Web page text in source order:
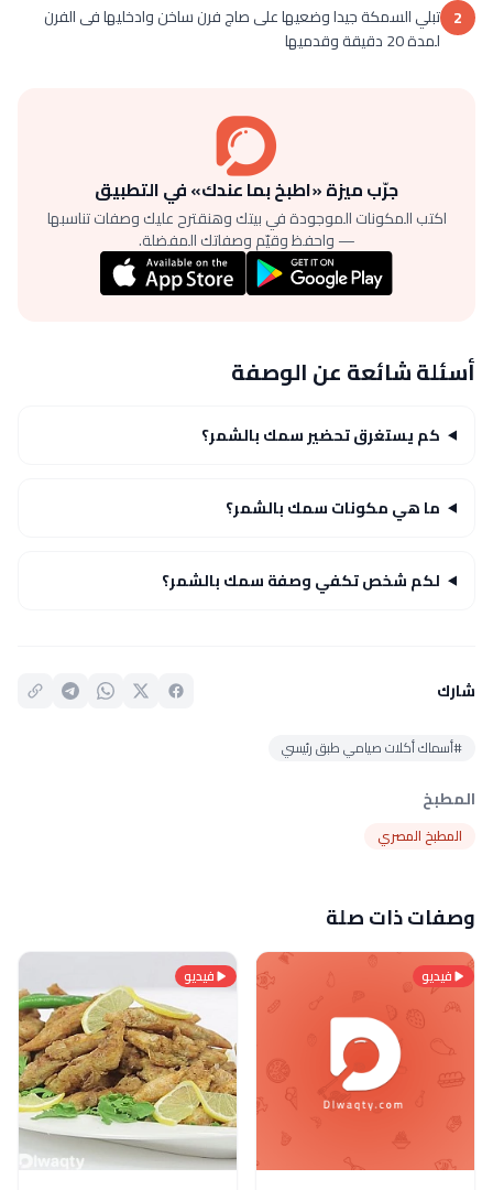
2 تبلي السمكة جيدا وضعيها على صاج فرن ساخن وادخليها فى الفرن
لمدة 20 دقيقة وقدميها
جرّب ميزة «اطبخ بما عندك» في التطبيق
اكتب المكونات الموجودة في بيتك وهنقترح عليك وصفات تناسبها
— واحفظ وقيّم وصفاتك المفضلة.
أسئلة شائعة عن الوصفة
كم يستغرق تحضير سمك بالشمر؟
ما هي مكونات سمك بالشمر؟
لكم شخص تكفي وصفة سمك بالشمر؟
شارك
#أسماك أكلات صيامي طبق رئيسي
المطبخ
المطبخ المصري
وصفات ذات صلة
فيديو فيديو